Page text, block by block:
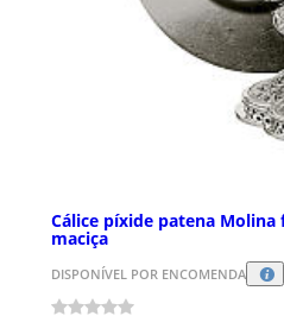
Cálice píxide patena
maciça
DISPONÍVEL POR ENCOMENDA